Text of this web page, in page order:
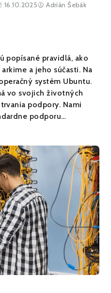
16.10.2025 Adrián Šebák
popísané pravidlá, ako
a jeho súčasti. Na
systém Ubuntu.
vo svojich životných
podpory. Nami
podporu…